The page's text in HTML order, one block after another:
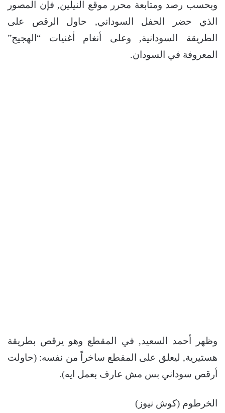
وبحسب رصد ومتابعة محرر موقع النيلين, فإن المصور
الذي حضر الحفل السوداني, حاول الرقص على
الطريقة السودانية, وعلى أنغام أغنيات “الهجيج”
المعروفة في السودان.
وظهر أحمد السعيد, في المقطع وهو يرقص بطريقة
هستيرية, ليعلق على المقطع ساخراً من نفسه: (حاولت
أرقص سوداني بس مش عارف بعمل ايه).
الخرطوم (كوش نيوز)